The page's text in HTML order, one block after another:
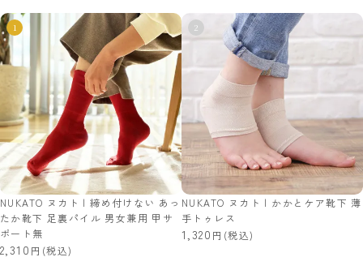
NUKATO ヌカト | 締め付けない あっ
たか靴下 足裏パイル 男女兼用 甲サ
ポート無
2,310 (税込)
NUKATO ヌカト | かかとケア靴下 薄
手トゥレス
1,320 (税込)